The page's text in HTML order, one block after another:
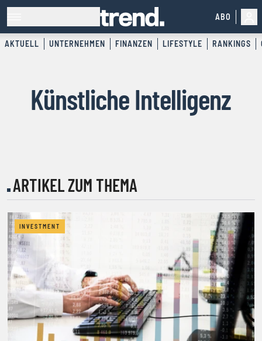
ABO
AKTUELL UNTERNEHMEN FINANZEN LIFESTYLE RANKINGS
Künstliche Intelligenz
ARTIKEL ZUM THEMA
INVESTMENT